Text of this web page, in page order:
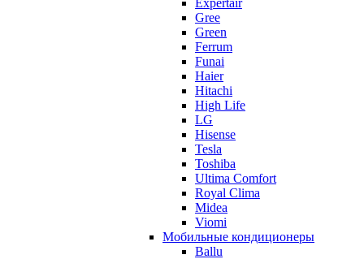
Expertair
Gree
Green
Ferrum
Funai
Haier
Hitachi
High Life
LG
Hisense
Tesla
Toshiba
Ultima Comfort
Royal Clima
Midea
Viomi
Мобильные кондиционеры
Ballu